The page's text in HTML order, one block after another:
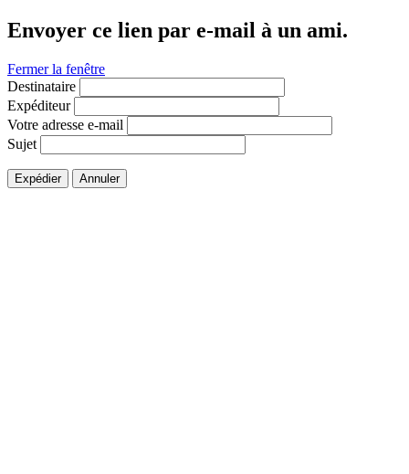
Envoyer ce lien par e-mail à un ami.
Fermer la fenêtre
Destinataire
Expéditeur
Votre adresse e-mail
Sujet
Expédier Annuler